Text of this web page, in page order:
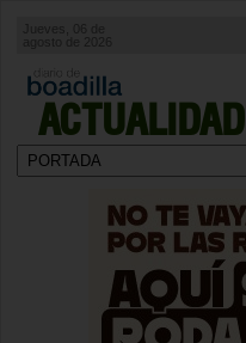
ACTUALIDAD
agosto de 2026